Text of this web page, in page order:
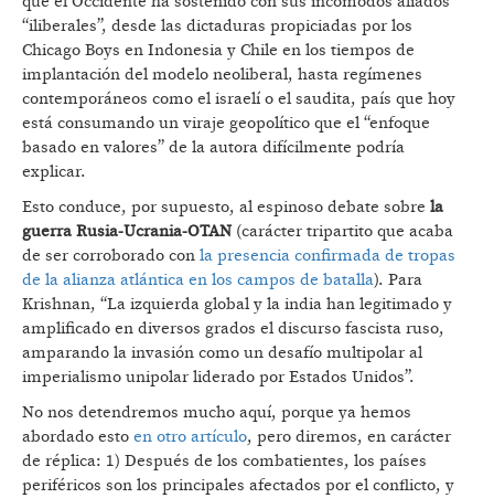
“iliberales”, desde las dictaduras propiciadas por los
Chicago Boys en Indonesia y Chile en los tiempos de
implantación del modelo neoliberal, hasta regímenes
contemporáneos como el israelí o el saudita, país que hoy
está consumando un viraje geopolítico que el “enfoque
basado en valores” de la autora difícilmente podría
explicar.
Esto conduce, por supuesto, al espinoso debate sobre la
guerra Rusia-Ucrania-OTAN (carácter tripartito que acaba
de ser corroborado con la presencia confirmada de tropas
de la alianza atlántica en los campos de batalla). Para
Krishnan, “La izquierda global y la india han legitimado y
amplificado en diversos grados el discurso fascista ruso,
amparando la invasión como un desafío multipolar al
imperialismo unipolar liderado por Estados Unidos”.
No nos detendremos mucho aquí, porque ya hemos
abordado esto en otro artículo, pero diremos, en carácter
de réplica: 1) Después de los combatientes, los países
periféricos son los principales afectados por el conflicto, y